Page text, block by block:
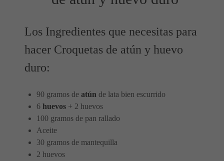
Los Ingredientes que necesitas para
hacer Croquetas de atún y huevo
duro:
90 gramos de atún de lata bien escurrido
6 huevos + 2 huevos
100 gramos de pan rallado
Aceite
30 gramos de mantequilla
2 huevos